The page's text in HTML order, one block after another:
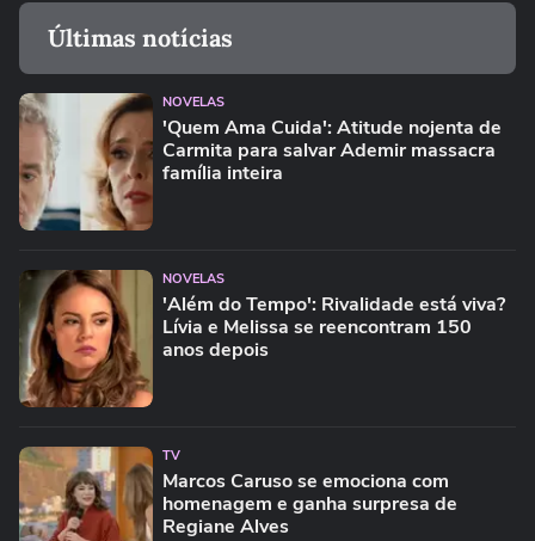
Últimas notícias
NOVELAS
'Quem Ama Cuida': Atitude nojenta de
Carmita para salvar Ademir massacra
família inteira
NOVELAS
'Além do Tempo': Rivalidade está viva?
Lívia e Melissa se reencontram 150
anos depois
TV
Marcos Caruso se emociona com
homenagem e ganha surpresa de
Regiane Alves